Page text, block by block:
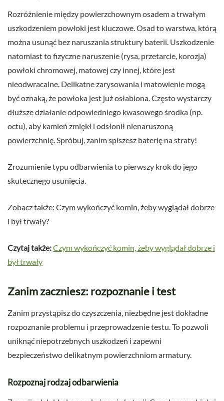
Rozróżnienie między powierzchownym osadem a trwałym
uszkodzeniem powłoki jest kluczowe. Osad to warstwa, którą
można usunąć bez naruszania struktury baterii. Uszkodzenie
natomiast to fizyczne naruszenie (rysa, przetarcie, korozja)
powłoki chromowej, matowej czy innej, które jest
nieodwracalne. Delikatne zarysowania i matowienie mogą
być oznaką, że powłoka jest już osłabiona. Często wystarczy
dłuższe działanie odpowiedniego kwasowego środka (np.
octu), aby kamień zmiękł i odsłonił nienaruszoną
powierzchnię. Spróbuj, zanim spiszesz baterię na straty!
Zrozumienie typu odbarwienia to pierwszy krok do jego
skutecznego usunięcia.
Zobacz także: Czym wykończyć komin, żeby wyglądał dobrze
i był trwały?
Czytaj także:Czym wykończyć komin, żeby wyglądał dobrze i
był trwały
Zanim zaczniesz: rozpoznanie i test
Zanim przystąpisz do czyszczenia, niezbędne jest dokładne
rozpoznanie problemu i przeprowadzenie testu. To pozwoli
uniknąć niepotrzebnych uszkodzeń i zapewni
bezpieczeństwo delikatnym powierzchniom armatury.
Rozpoznaj rodzaj odbarwienia